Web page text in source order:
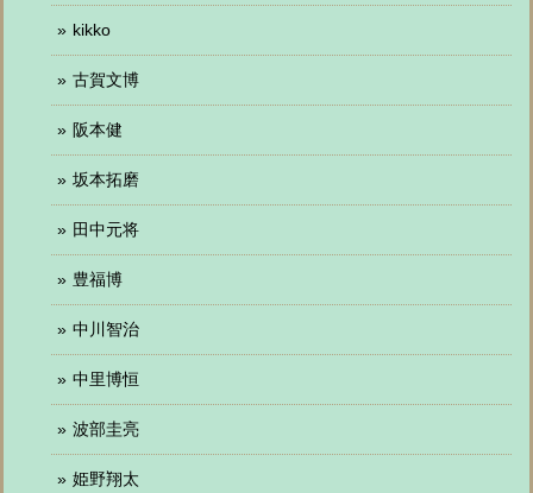
kikko
古賀文博
阪本健
坂本拓磨
田中元将
豊福博
中川智治
中里博恒
波部圭亮
姫野翔太